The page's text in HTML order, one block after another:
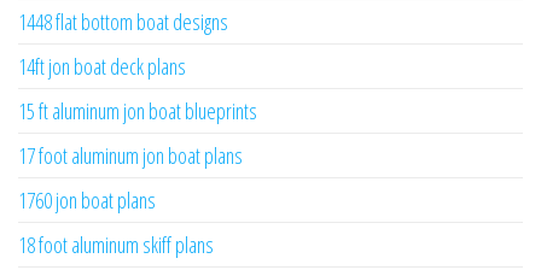
1448 flat bottom boat designs
14ft jon boat deck plans
15 ft aluminum jon boat blueprints
17 foot aluminum jon boat plans
1760 jon boat plans
18 foot aluminum skiff plans